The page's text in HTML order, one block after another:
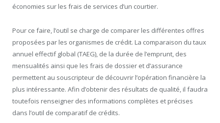
économies sur les frais de services d’un courtier.
Pour ce faire, l’outil se charge de comparer les différentes offres
proposées par les organismes de crédit. La comparaison du taux
annuel effectif global (TAEG), de la durée de l’emprunt, des
mensualités ainsi que les frais de dossier et d’assurance
permettent au souscripteur de découvrir l’opération financière la
plus intéressante. Afin d’obtenir des résultats de qualité, il faudra
toutefois renseigner des informations complètes et précises
dans l’outil de comparatif de crédits.